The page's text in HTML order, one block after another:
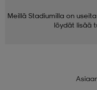
Meillä Stadiumilla on
löydät lisää